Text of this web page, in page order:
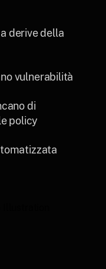
derive della
vulnerabilità
di
policy